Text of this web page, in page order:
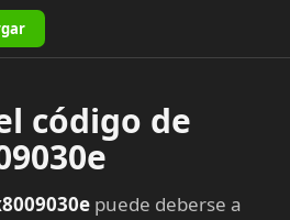
código de
puede deberse a